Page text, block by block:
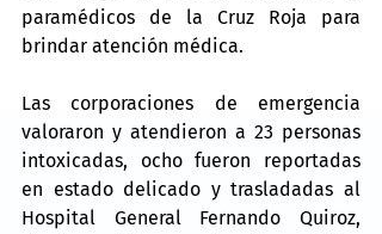
paramédicos de la Cruz Roja para
brindar atención médica.
Las corporaciones de emergencia
valoraron y atendieron a 23 personas
intoxicadas, ocho fueron reportadas
en estado delicado y trasladadas al
Hospital General Fernando Quiroz,